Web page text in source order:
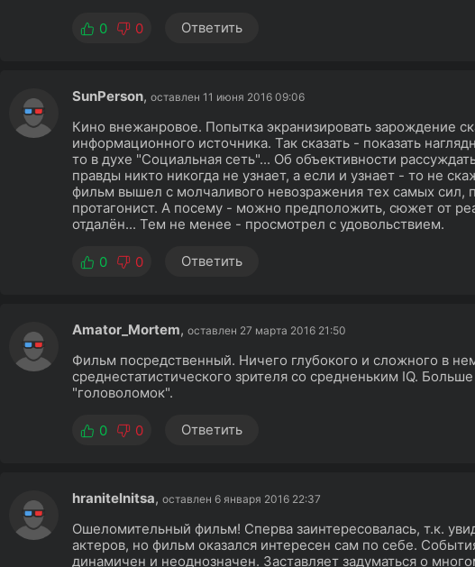
0 0 Ответить
SunPerson, оставлен 11 июня 2016 09:06
Кино внежанровое. Попытка экранизировать зарождение
информационного источника. Так сказать - показать
то в духе "Социальная сеть"... Об объективности
правды никто никогда не узнает, а если и узнает - то не
фильм вышел с молчаливого невозражения тех самых сил,
протагонист. А посему - можно предположить, сюжет от
отдалён... Тем не менее - просмотрел с удовольствием.
0 0 Ответить
Amator_Mortem, оставлен 27 марта 2016 21:50
Фильм посредственный. Ничего глубокого и сложного в
среднестатистического зрителя со средненьким IQ.
"головоломок".
0 0 Ответить
hranitelnitsa, оставлен 6 января 2016 22:37
Ошеломительный фильм! Сперва заинтересовалась, т.к.
актеров, но фильм оказался интересен сам по себе.
динамичен и неоднозначен. Заставляет задуматься о